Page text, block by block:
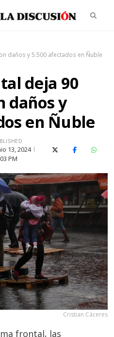
daños y 5.500 afectados en Ñuble
deja 90
daños y
en Ñuble
13, 2024
PM
X (Twitter)Facebook
Cristian Cáceres
frontal, las